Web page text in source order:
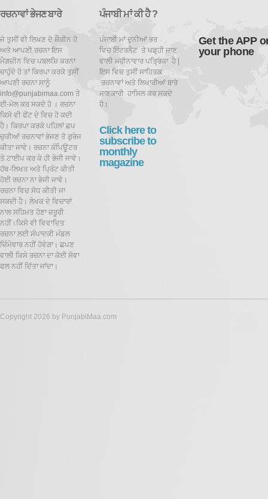
ਰਚਨਾਵਾਂ ਭੇਜਣ ਬਾਰੇ
ਜੇ ਤੁਸੀਂ ਵੀ ਲਿਖਣ ਦੇ ਸ਼ੌਕੀਨ ਹੋ
ਅਤੇ ਆਪਣੀ ਰਚਨਾ ਇਸ
ਮੈਗਜ਼ੀਨ ਵਿਚ ਪਬਲਸ਼ਿ ਕਰਨਾ
ਚਾਹੁੰਦੇ ਹੋ ਤਾਂ ਕਿਰਪਾ ਕਰਕੇ ਤੁਸੀਂ
ਆਪਣੀ ਰਚਨਾ ਸਾਨੂੰ
info@punjabimaa.com ਤੇ
ਈ-ਮੇਲ ਕਰ ਸਕਦੇ ਹੋ । ਰਚਨਾ
ਕਿਸੇ ਵੀ ਫੋਂਟ ਦੇ ਵਿਚ ਹੋ ਕਦੀ
ਹੈ। ਕਿਰਪਾ ਕਰਕੇ ਪਹਿਲਾਂ ਛਪ
ਚੁਕੀਆਂ ਰਚਨਾਵਾਂ ਭੇਜਣ ਤੋ ਗੁਰੇਜ
ਕੀਤਾ ਜਾਵੇ। ਰਚਨਾ ਕੰਪਿਊਟਰ
ਤੇ ਟਾਈਪ ਕਰ ਕੇ ਹੀ ਭੇਜੀ ਜਾਵੇ।
ਹੱਥ-ਲਿਖਤ ਅਤੇ ਪ੍ਰਿੰਟ ਕੀਤੀ
ਹੋਈ ਰਚਨਾ ਨਾ ਭੇਜੀ ਜਾਵੇ।
ਰਚਨਾ ਵਿਚ ਸੋਧ ਕੀਤੀ ਜਾ
ਸਕਦੀ ਹੈ। ਲੇਖਕ ਦੇ ਵਿਚਾਰਾਂ
ਨਾਲ ਸਹਿਮਤ ਹੋਣਾ ਜ਼ਰੂਰੀ
ਨਹੀਂ।ਕਿਸੇ ਵੀ ਵਿਵਾਦਿਤ
ਰਚਨਾ ਲਈ ਸੰਪਾਦਕੀ ਮੰਡਲ
ਜ਼ਿੰਮੇਵਾਰ ਨਹੀਂ ਹੋਵੇਗਾ। ਛਪਣ
ਵਾਲੀ ਕਿਸੇ ਰਚਨਾ ਦਾ ਕੋਈ ਸੇਵਾ
ਫਲ ਨਹੀਂ ਦਿੱਤਾ ਜਾਂਦਾ।
ਪੰਜਾਬੀ ਮਾਂ ਕੀ ਹੈ ?
ਪੰਜਾਬੀ ਮਾਂ ਦੁਨੀਆਂ ਭਰ
ਵਿਚ ਇੰਟਰਨੈਟ ਤੇ ਪਡ਼੍ਹੀ ਜਾਣ
ਵਾਲੀ ਮਹੀਨਾਵਾਰ ਪਤ੍ਰਿਕਾ ਹੈ |
ਇਸ ਵਿਚ ਤੁਸੀਂ ਸਾਹਿਤਕ
ਰਚਨਾਵਾਂ ਅਤੇ ਲਿਖਾਰੀਆਂ ਬਾਰੇ
ਜਾਣਕਾਰੀ ਹਾਸਿਲ ਕਰ ਸਕਦੇ
ਹੋ।
Click here to
subscribe to
monthly
magazine
Get the APP
your phone
Copyright 2026 by PunjabiMaa.com